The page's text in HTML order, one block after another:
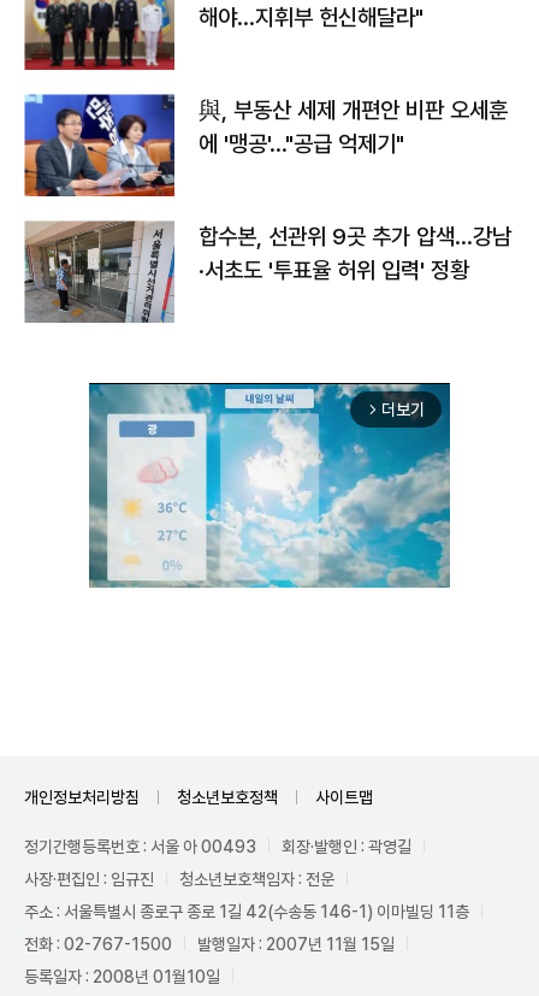
해야…지휘부 헌신해달라"
與, 부동산 세제 개편안 비판 오세훈
에 '맹공'…"공급 억제기"
합수본, 선관위 9곳 추가 압색…강남
·서초도 '투표율 허위 입력' 정황
arrow_forward_ios 더보기
개인정보처리방침 청소년보호정책 사이트맵
정기간행등록번호 : 서울 아 00493
회장·발행인 : 곽영길
사장·편집인 : 임규진
청소년보호책임자 : 전운
주소 : 서울특별시 종로구 종로 1길 42(수송동 146-1) 이마빌딩 11층
전화 : 02-767-1500
발행일자 : 2007년 11월 15일
등록일자 : 2008년 01월10일